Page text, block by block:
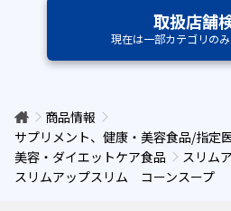
取扱店舗
現在は一部カテゴリのみ
商品情報
サプリメント、健康・美容食品/指定
美容・ダイエットケア食品
スリム
スリムアップスリム コーンスープ